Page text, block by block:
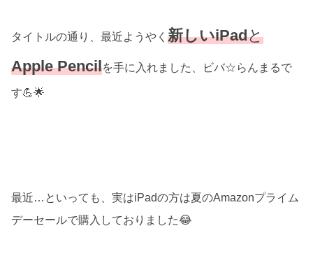
タイトルの通り、最近ようやく 新しいiPadと
Apple Pencilを手に入れました、ビバ☆らんまるで
す💪🌟
最近…といっても、実はiPadの方は夏のAmazonプライム
デーセールで購入しておりました😂